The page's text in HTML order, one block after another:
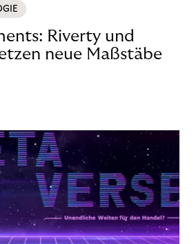
Riverty und
neue Maßstäbe